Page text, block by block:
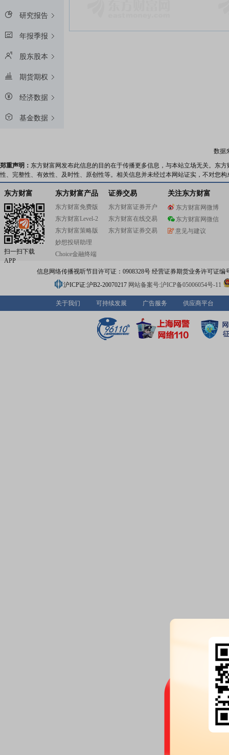
研究报告
年报季报
股东股本
期货期权
经济数据
基金数据
数据
郑重声明： 东方财富网发布此信息的目的在于传播更多信息，与本站立场无关。东
性、完整性、有效性、及时性、原创性等。相关信息并未经过本网站证实，不对您
东方财富
扫一扫下载
APP
东方财富产品
东方财富免费版
东方财富Level-2
东方财富策略版
妙想投研助理
Choice金融终端
证券交易
东方财富证券开户
东方财富在线交易
东方财富证券交易
关注东方财富
东方财富网微博
东方财富网微信
意见与建议
信息网络传播视听节目许可证：0908328号 经营证券期货业务许可证编
沪ICP证:沪B2-20070217 网站备案号:沪ICP备05006054号-11
关于我们 可持续发展 广告服务 供应商平台